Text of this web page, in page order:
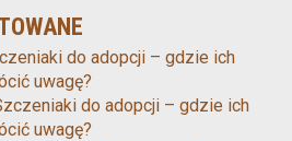
do adopcji – gdzie ich
uwagę?
do adopcji – gdzie ich
uwagę?